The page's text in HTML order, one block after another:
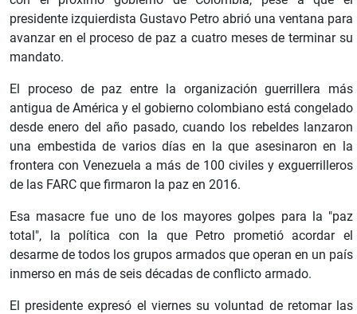
presidente izquierdista Gustavo Petro abrió una ventana para
avanzar en el proceso de paz a cuatro meses de terminar su
mandato.
El proceso de paz entre la organización guerrillera más
antigua de América y el gobierno colombiano está congelado
desde enero del año pasado, cuando los rebeldes lanzaron
una embestida de varios días en la que asesinaron en la
frontera con Venezuela a más de 100 civiles y exguerrilleros
de las FARC que firmaron la paz en 2016.
Esa masacre fue uno de los mayores golpes para la "paz
total", la política con la que Petro prometió acordar el
desarme de todos los grupos armados que operan en un país
inmerso en más de seis décadas de conflicto armado.
El presidente expresó el viernes su voluntad de retomar las